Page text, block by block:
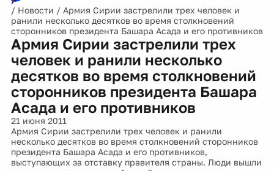
/ Новости / Армия Сирии застрелили трех человек и
ранили несколько десятков во время столкновений
сторонников президента Башара Асада и его противников
Армия Сирии застрелили трех
человек и ранили несколько
десятков во время столкновений
сторонников президента Башара
Асада и его противников
21 июня 2011
Армия Сирии застрелили трех человек и ранили
несколько десятков во время столкновений сторонников
президента Башара Асада и его противников,
выступающих за отставку правителя страны. Люди вышли